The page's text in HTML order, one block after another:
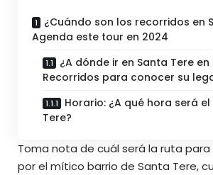
¿Cuándo son los recorridos en
Agenda este tour en 2024
¿A dónde ir en Santa Tere en
Recorridos para conocer su
Horario: ¿A qué hora será
Tere?
Toma nota de cuál será la ruta
por el mítico barrio de Santa Tere,